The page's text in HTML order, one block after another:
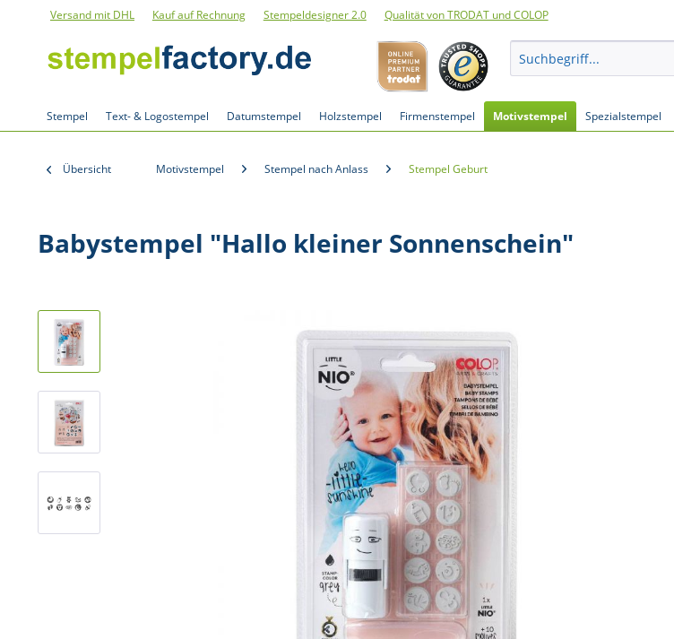
Versand mit DHL Kauf auf Rechnung Stempeldesigner 2.0 Qualität von TRODAT und COLOP
Stempel Text- & Logostempel Datumstempel Holzstempel Firmenstempel Motivstempel Spezialstempel
Übersicht Motivstempel Stempel nach Anlass Stempel Geburt
Babystempel "Hallo kleiner Sonnenschein"